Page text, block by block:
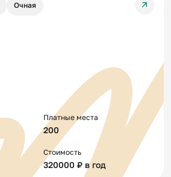
Очная
Платные места
200
Стоимость
320000 ₽ в год